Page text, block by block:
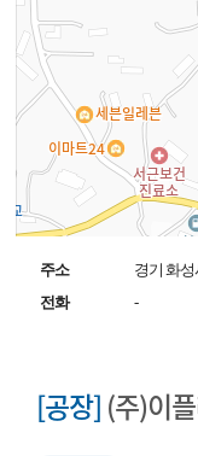
주소
경기 화성
전화
-
[공장] (주)이